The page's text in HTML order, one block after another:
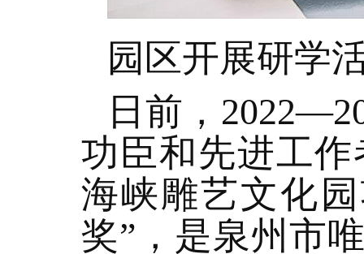
园区开展研学
日前，
功臣和先进工
海峡雕艺文化
奖”，是泉州市